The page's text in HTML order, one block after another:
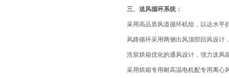
三、送风循环系统：
采用高品质风道循环机组，以达水平
风路循环采用两侧出风顶部回风设计
浩宸烘箱优化的通风设计，强力送风
采用烘箱专用耐高温电机配专用离心